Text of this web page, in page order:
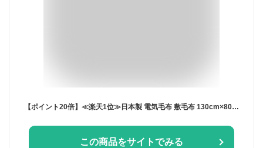
【ポイント20倍】≪楽天1位≫日本製 電気毛布 敷毛布 130cm×80cm 洗える 全2色 シングル ダニ退治 省エネ スライド温度調節 電気敷き毛布 しき毛布 パーソナル暖房 あったか家電 節電 電気布団 ブラウン オレンジ JBS401D JBS401B ライフジョイ
この商品をサイトでみる